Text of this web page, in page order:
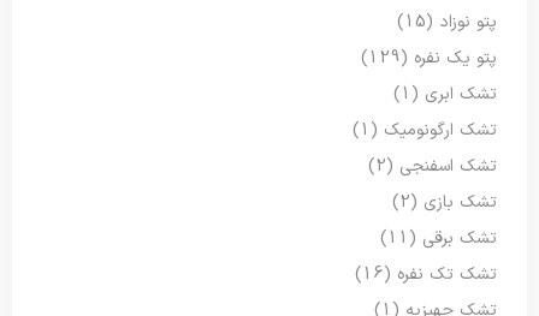
پتو نوزاد (15)
پتو یک نفره (129)
تشک ابری (1)
تشک ارگونومیک (1)
تشک اسفنجی (2)
تشک بازی (2)
تشک برقی (11)
تشک تک نفره (16)
تشک جهیزیه (1)